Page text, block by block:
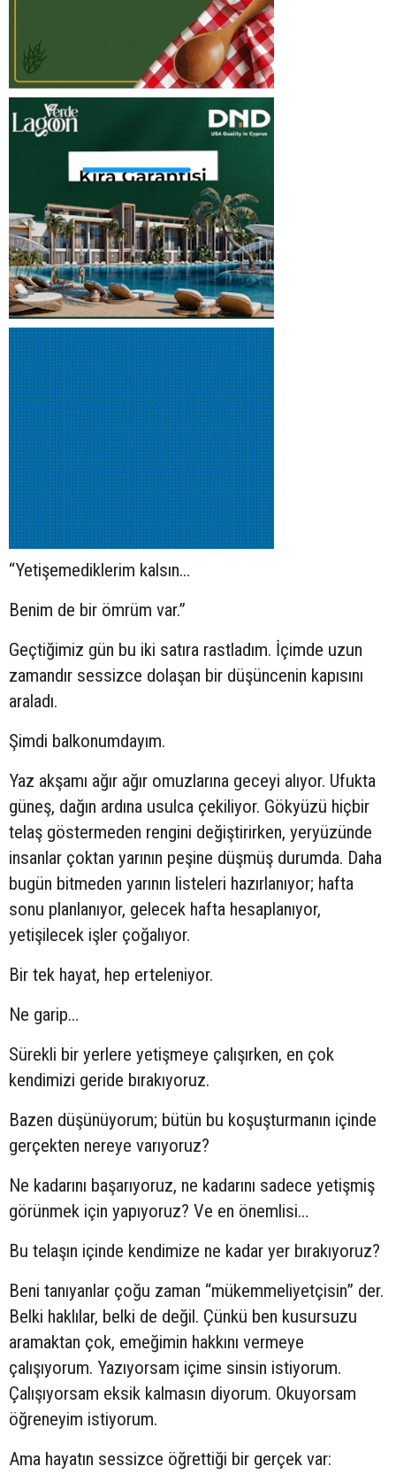
“Yetişemediklerim kalsın…
Benim de bir ömrüm var.”
Geçtiğimiz gün bu iki satıra rastladım. İçimde uzun
zamandır sessizce dolaşan bir düşüncenin kapısını
araladı.
Şimdi balkonumdayım.
Yaz akşamı ağır ağır omuzlarına geceyi alıyor. Ufukta
güneş, dağın ardına usulca çekiliyor. Gökyüzü hiçbir
telaş göstermeden rengini değiştirirken, yeryüzünde
insanlar çoktan yarının peşine düşmüş durumda. Daha
bugün bitmeden yarının listeleri hazırlanıyor; hafta
sonu planlanıyor, gelecek hafta hesaplanıyor,
yetişilecek işler çoğalıyor.
Bir tek hayat, hep erteleniyor.
Ne garip…
Sürekli bir yerlere yetişmeye çalışırken, en çok
kendimizi geride bırakıyoruz.
Bazen düşünüyorum; bütün bu koşuşturmanın içinde
gerçekten nereye varıyoruz?
Ne kadarını başarıyoruz, ne kadarını sadece yetişmiş
görünmek için yapıyoruz? Ve en önemlisi…
Bu telaşın içinde kendimize ne kadar yer bırakıyoruz?
Beni tanıyanlar çoğu zaman “mükemmeliyetçisin” der.
Belki haklılar, belki de değil. Çünkü ben kusursuzu
aramaktan çok, emeğimin hakkını vermeye
çalışıyorum. Yazıyorsam içime sinsin istiyorum.
Çalışıyorsam eksik kalmasın diyorum. Okuyorsam
öğreneyim istiyorum.
Ama hayatın sessizce öğrettiği bir gerçek var: